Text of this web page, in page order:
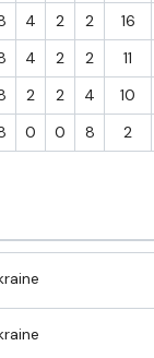
4 2 2 16
4 2 2 11
2 2 4 10
0 0 8 2